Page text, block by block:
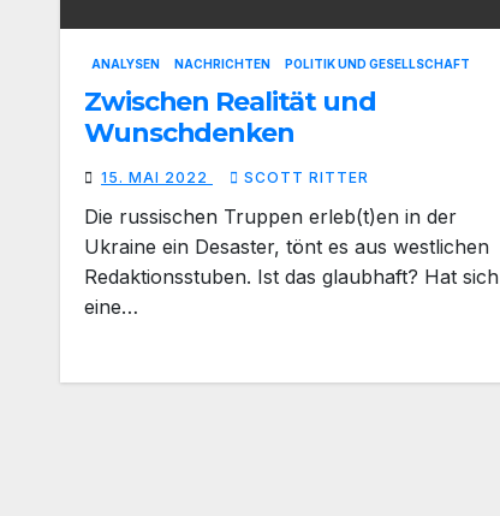
ANALYSEN NACHRICHTEN POLITIK UND GESELLSCHAFT
Zwischen Realität und
Wunschdenken
15. MAI 2022 SCOTT RITTER
Die russischen Truppen erleb(t)en in der
Ukraine ein Desaster, tönt es aus westlichen
Redaktionsstuben. Ist das glaubhaft? Hat sich
eine…